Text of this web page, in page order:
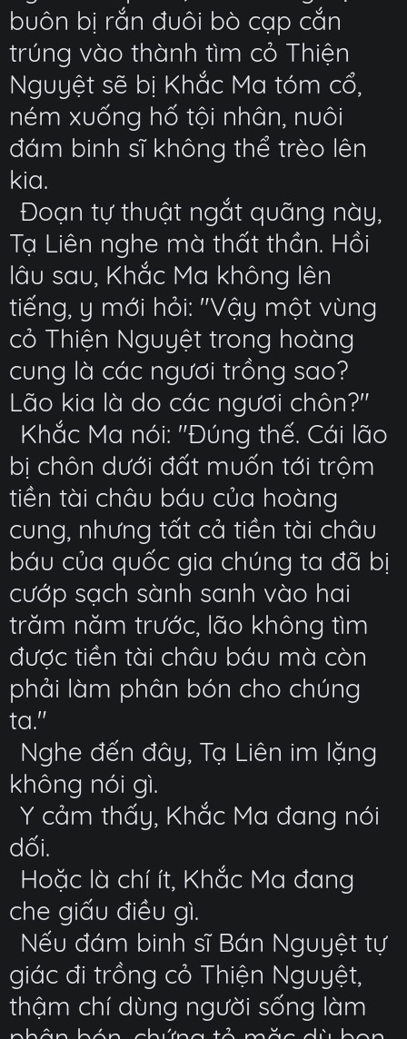
buôn bị rắn đuôi bò cạp cắn
trúng vào thành tìm cỏ Thiện
Nguyệt sẽ bị Khắc Ma tóm cổ,
ném xuống hố tội nhân, nuôi
đám binh sĩ không thể trèo lên
kia.
Đoạn tự thuật ngắt quãng này,
Tạ Liên nghe mà thất thần. Hồi
lâu sau, Khắc Ma không lên
tiếng, y mới hỏi: "Vậy một vùng
cỏ Thiện Nguyệt trong hoàng
cung là các ngươi trồng sao?
Lão kia là do các ngươi chôn?"
Khắc Ma nói: "Đúng thế. Cái lão
bị chôn dưới đất muốn tới trộm
tiền tài châu báu của hoàng
cung, nhưng tất cả tiền tài châu
báu của quốc gia chúng ta đã bị
cướp sạch sành sanh vào hai
trăm năm trước, lão không tìm
được tiền tài châu báu mà còn
phải làm phân bón cho chúng
ta."
Nghe đến đây, Tạ Liên im lặng
không nói gì.
Y cảm thấy, Khắc Ma đang nói
dối.
Hoặc là chí ít, Khắc Ma đang
che giấu điều gì.
Nếu đám binh sĩ Bán Nguyệt tự
giác đi trồng cỏ Thiện Nguyệt,
thậm chí dùng người sống làm